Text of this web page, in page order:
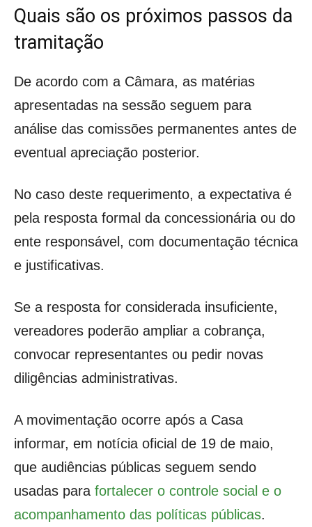
Quais são os próximos passos da
tramitação
De acordo com a Câmara, as matérias
apresentadas na sessão seguem para
análise das comissões permanentes antes de
eventual apreciação posterior.
No caso deste requerimento, a expectativa é
pela resposta formal da concessionária ou do
ente responsável, com documentação técnica
e justificativas.
Se a resposta for considerada insuficiente,
vereadores poderão ampliar a cobrança,
convocar representantes ou pedir novas
diligências administrativas.
A movimentação ocorre após a Casa
informar, em notícia oficial de 19 de maio,
que audiências públicas seguem sendo
usadas para fortalecer o controle social e o
acompanhamento das políticas públicas.